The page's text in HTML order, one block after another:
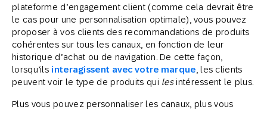
plateforme d’engagement client (comme cela devrait être
le cas pour une personnalisation optimale), vous pouvez
proposer à vos clients des recommandations de produits
cohérentes sur tous les canaux, en fonction de leur
historique d’achat ou de navigation. De cette façon,
lorsqu’ils interagissent avec votre marque , les clients
peuvent voir le type de produits qui lesintéressent le plus.
Plus vous pouvez personnaliser les canaux, plus vous